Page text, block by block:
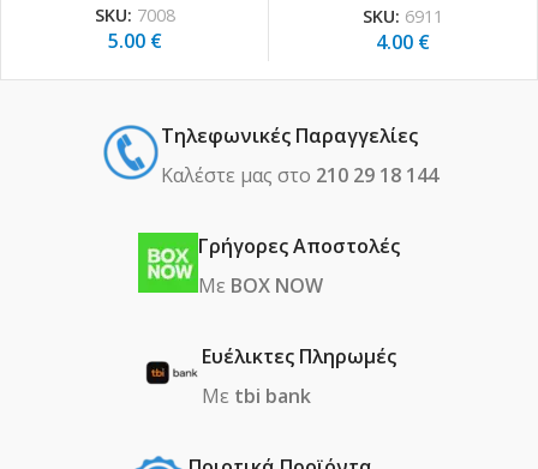
SKU: 7008
5.00 €
SKU: 6911
4.00 €
Τηλεφωνικές Παραγγελίες
Καλέστε μας στο 210 29 18 144
Γρήγορες Αποστολές
Με BOX NOW
Ευέλικτες Πληρωμές
Με tbi bank